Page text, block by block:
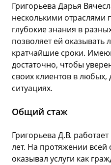
Григорьева Дарья
несколькими отраслями
глубокие знания в
позволяет ей оказывать
кратчайшие сроки.
достаточно, чтобы
своих клиентов в
ситуациях.
Общий стаж
Григорьева Д.В.
лет. На протяжении всей
оказывал услуги как